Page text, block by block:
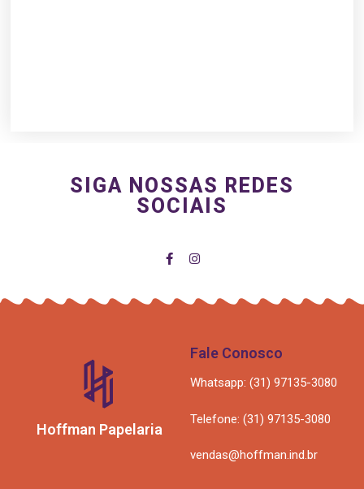
SIGA NOSSAS REDES
SOCIAIS
Hoffman Papelaria
Fale Conosco
Whatsapp: (31) 97135-3080
Telefone: (31) 97135-3080
vendas@hoffman.ind.br